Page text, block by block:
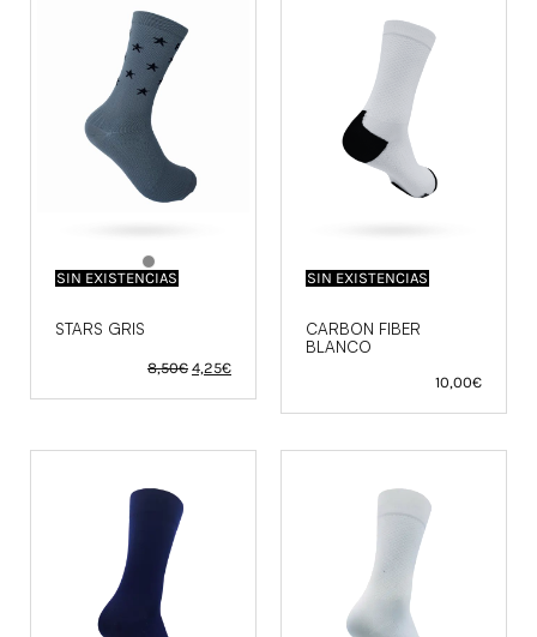
SIN EXISTENCIAS
STARS GRIS
8,50€ precio
era:
4,25€precio
es:
SIN EXISTENCIAS
CARBON FIBER
BLANCO
10,00€